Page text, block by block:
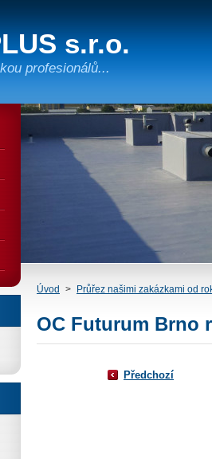
s.r.o.
profesionálů...
Úvod > Průřez našimi zakázkami od
OC Futurum Brno
Předchozí